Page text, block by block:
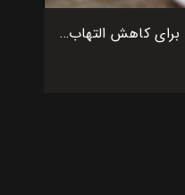
بهترین خوراکی‌ها برای کاهش التهاب بدن